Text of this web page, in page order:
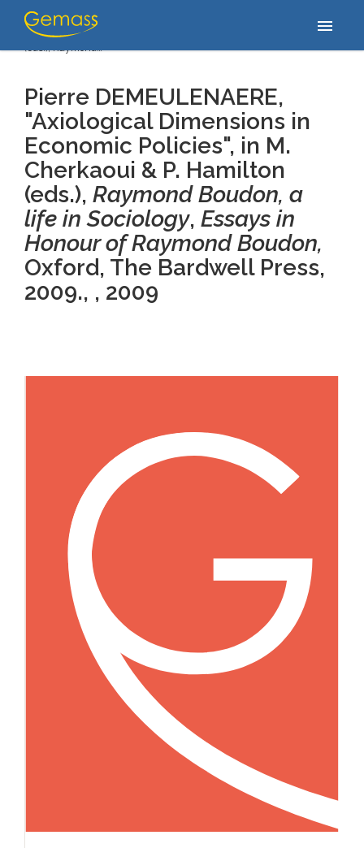
menu
Accueil/Publications
Dimensions in Economic Policies", in M. Cherkaoui & P. Hamilton
(eds.), Raymond…
Pierre DEMEULENAERE,
"Axiological Dimensions in
Economic Policies", in M.
Cherkaoui & P. Hamilton
(eds.), Raymond Boudon, a
life in Sociology, Essays in
Honour of Raymond Boudon,
Oxford, The Bardwell Press,
2009., , 2009